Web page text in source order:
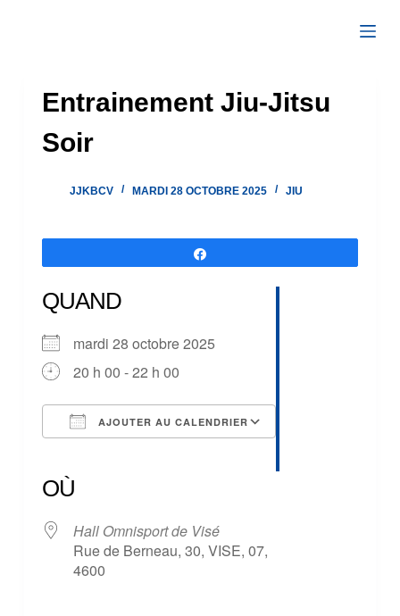
Entrainement Jiu-Jitsu
Soir
JJKBCV MARDI 28 OCTOBRE 2025 JIU
QUAND
mardi 28 octobre 2025
20 h 00 - 22 h 00
AJOUTER AU CALENDRIER
OÙ
Hall Omnisport de Visé
Rue de Berneau, 30, VISE, 07,
4600